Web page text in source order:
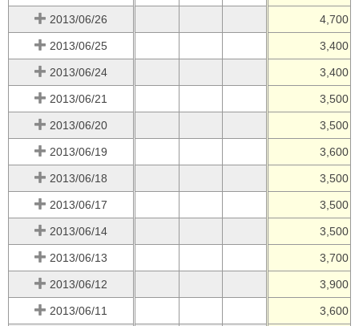
2013/06/26 4,700
2013/06/25 3,400
2013/06/24 3,400
2013/06/21 3,500
2013/06/20 3,500
2013/06/19 3,600
2013/06/18 3,500
2013/06/17 3,500
2013/06/14 3,500
2013/06/13 3,700
2013/06/12 3,900
2013/06/11 3,600